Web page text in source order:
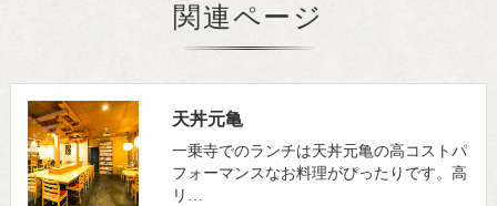
関連ページ
天丼元亀
一乗寺でのランチは天丼元亀の高コストパ
フォーマンスなお料理がぴったりです。高
リ…